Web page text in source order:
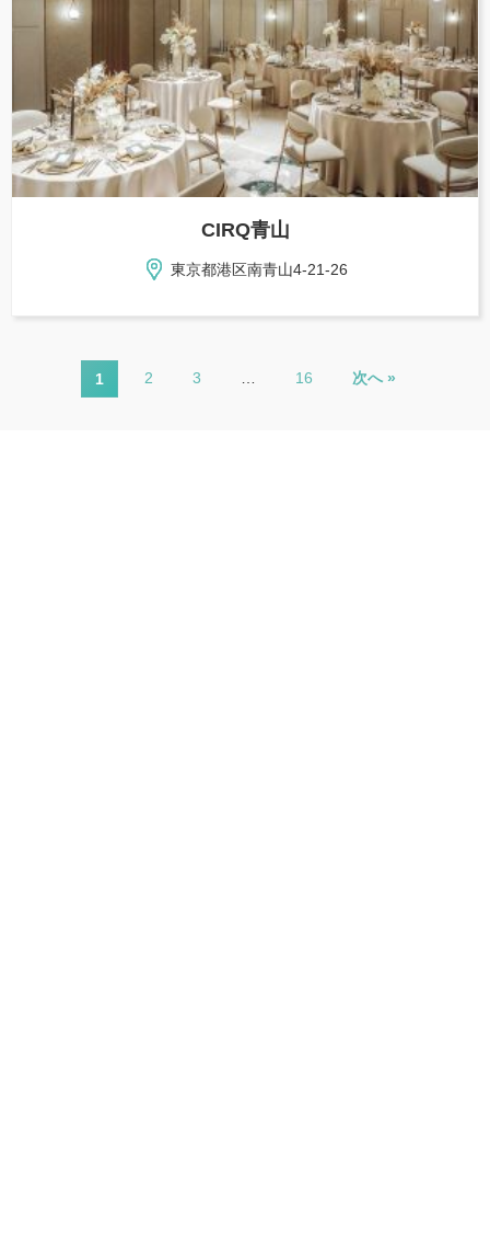
CIRQ青山
東京都港区南青山4-21-26
1 2 3 16 次へ »